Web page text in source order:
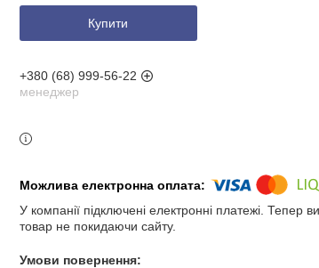
Купити
+380 (68) 999-56-22
менеджер
У компанії підключені електронні платежі. Тепер
товар не покидаючи сайту.